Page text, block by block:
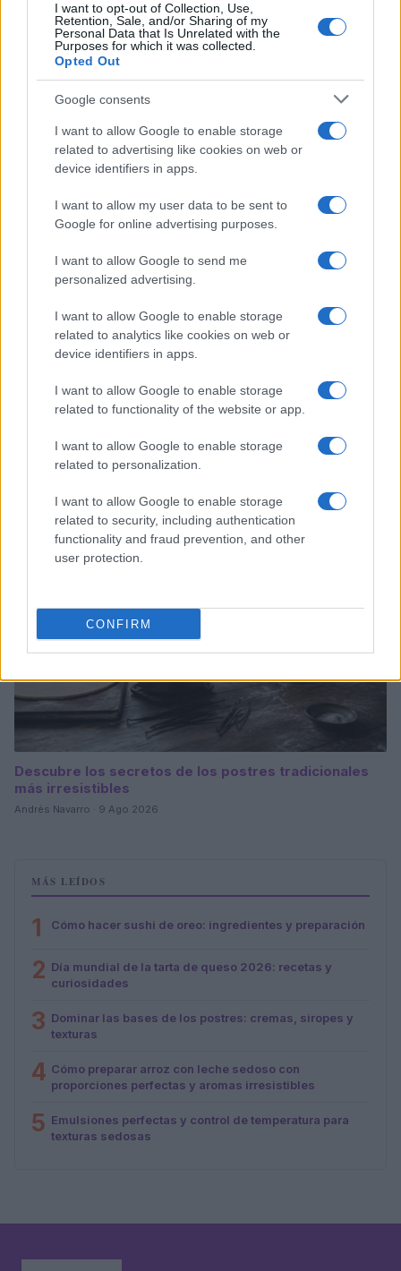
I want to opt-out of Collection, Use,
Retention, Sale, and/or Sharing of my
Personal Data that Is Unrelated with the
Purposes for which it was collected.
Opted Out
Google consents
I want to allow Google to enable storage
related to advertising like cookies on web or
device identifiers in apps.
I want to allow my user data to be sent to
Google for online advertising purposes.
I want to allow Google to send me
personalized advertising.
I want to allow Google to enable storage
related to analytics like cookies on web or
device identifiers in apps.
I want to allow Google to enable storage
related to functionality of the website or app.
I want to allow Google to enable storage
related to personalization.
I want to allow Google to enable storage
related to security, including authentication
functionality and fraud prevention, and other
user protection.
CONFIRM
experiencia gastronómica perfecta
Lucía Fernández · 9 Ago 2026
Cómo crear postres foodporn con técnicas
profesionales
POSTRES
Descubre los secretos de los postres tradicionales
más irresistibles
Andrés Navarro · 9 Ago 2026
MÁS LEÍDOS
1 Cómo hacer sushi de oreo: ingredientes y preparación
2 Día mundial de la tarta de queso 2026: recetas y
curiosidades
3 Dominar las bases de los postres: cremas, siropes y
texturas
4 Cómo preparar arroz con leche sedoso con
proporciones perfectas y aromas irresistibles
5 Emulsiones perfectas y control de temperatura para
texturas sedosas